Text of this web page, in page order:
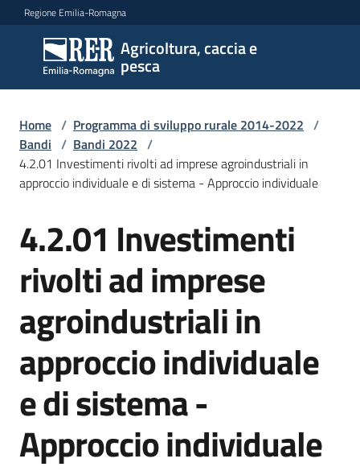
Vai al contenuto
Vai alla navigazione
Vai al footer
Regione Emilia-Romagna
Agricoltura, caccia e
pesca
Agricoltura,
caccia e
pesca
Argomenti
Novità
Servizi
Leggi
atti
bandi
Menu selezionato
Piani
programmi
progetti
Home / Programma di sviluppo rurale 2014-2022 /
Bandi / Bandi 2022 /
4.2.01 Investimenti rivolti ad imprese agroindustriali in
approccio individuale e di sistema - Approccio individuale
Salta al contenuto
4.2.01 Investimenti
rivolti ad imprese
agroindustriali in
approccio individuale
e di sistema -
Approccio individuale